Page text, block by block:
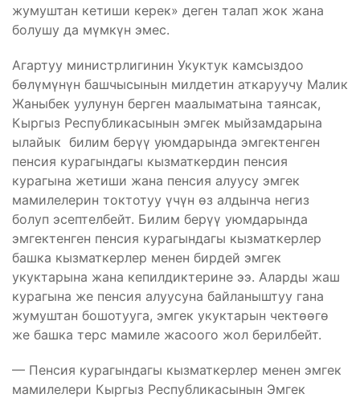
жумуштан кетиши керек» деген талап жок жана
болушу да мүмкүн эмес.
Агартуу министрлигинин Укуктук камсыздоо
бөлүмүнүн башчысынын милдетин аткаруучу Малик
Жаныбек уулунун берген маалыматына таянсак,
Кыргыз Республикасынын эмгек мыйзамдарына
ылайык билим берүү уюмдарында эмгектенген
пенсия курагындагы кызматкердин пенсия
курагына жетиши жана пенсия алуусу эмгек
мамилелерин токтотуу үчүн өз алдынча негиз
болуп эсептелбейт. Билим берүү уюмдарында
эмгектенген пенсия курагындагы кызматкерлер
башка кызматкерлер менен бирдей эмгек
укуктарына жана кепилдиктерине ээ. Аларды жаш
курагына же пенсия алуусуна байланыштуу гана
жумуштан бошотууга, эмгек укуктарын чектөөгө
же башка терс мамиле жасоого жол берилбейт.
— Пенсия курагындагы кызматкерлер менен эмгек
мамилелери Кыргыз Республикасынын Эмгек